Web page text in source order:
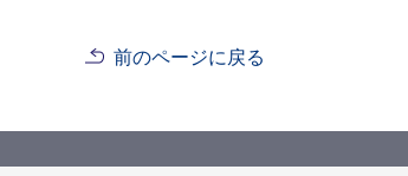
前のページに戻る